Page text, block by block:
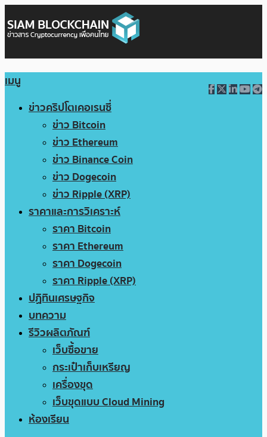
เมนู
ข่าวคริปโตเคอเรนซี่
ข่าว Bitcoin
ข่าว Ethereum
ข่าว Binance Coin
ข่าว Dogecoin
ข่าว Ripple (XRP)
ราคาและการวิเคราะห์
ราคา Bitcoin
ราคา Ethereum
ราคา Dogecoin
ราคา Ripple (XRP)
ปฏิทินเศรษฐกิจ
บทความ
รีวิวผลิตภัณฑ์
เว็บซื้อขาย
กระเป๋าเก็บเหรียญ
เครื่องขุด
เว็บขุดแบบ Cloud Mining
ห้องเรียน